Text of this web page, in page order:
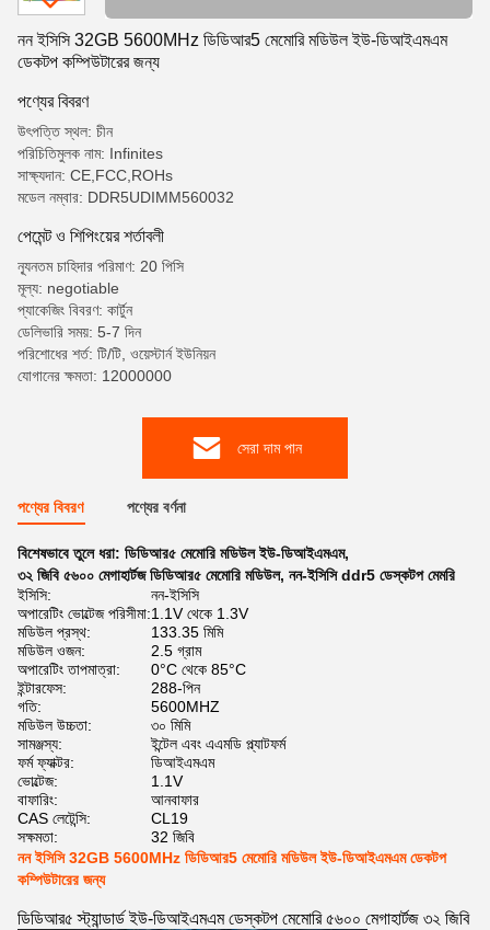
নন ইসিসি 32GB 5600MHz ডিডিআর5 মেমোরি মডিউল ইউ-ডিআইএমএম
ডেকটপ কম্পিউটারের জন্য
পণ্যের বিবরণ
উৎপত্তি স্থল: চীন
পরিচিতিমুলক নাম: Infinites
সাক্ষ্যদান: CE,FCC,ROHs
মডেল নম্বার: DDR5UDIMM560032
পেমেন্ট ও শিপিংয়ের শর্তাবলী
ন্যূনতম চাহিদার পরিমাণ: 20 পিসি
মূল্য: negotiable
প্যাকেজিং বিবরণ: কার্টুন
ডেলিভারি সময়: 5-7 দিন
পরিশোধের শর্ত: টি/টি, ওয়েস্টার্ন ইউনিয়ন
যোগানের ক্ষমতা: 12000000
সেরা দাম পান
পণ্যের বিবরণ পণ্যের বর্ণনা
বিশেষভাবে তুলে ধরা: ডিডিআর৫ মেমোরি মডিউল ইউ-ডিআইএমএম,
৩২ জিবি ৫৬০০ মেগাহার্টজ ডিডিআর৫ মেমোরি মডিউল, নন-ইসিসি ddr5 ডেস্কটপ মেমরি
ইসিসি:
নন-ইসিসি
অপারেটিং ভোল্টেজ পরিসীমা:1.1V থেকে 1.3V
মডিউল প্রস্থ:
133.35 মিমি
মডিউল ওজন:
2.5 গ্রাম
অপারেটিং তাপমাত্রা:
0°C থেকে 85°C
ইন্টারফেস:
288-পিন
গতি:
5600MHZ
মডিউল উচ্চতা:
৩০ মিমি
সামঞ্জস্য:
ইন্টেল এবং এএমডি প্ল্যাটফর্ম
ফর্ম ফ্যাক্টর:
ডিআইএমএম
ভোল্টেজ:
1.1V
বাফারিং:
আনবাফার
CAS লেটেন্সি:
CL19
সক্ষমতা:
32 জিবি
নন ইসিসি 32GB 5600MHz ডিডিআর5 মেমোরি মডিউল ইউ-ডিআইএমএম ডেকটপ
কম্পিউটারের জন্য
ডিডিআর৫ স্ট্যান্ডার্ড ইউ-ডিআইএমএম ডেস্কটপ মেমোরি ৫৬০০ মেগাহার্টজ ৩২ জিবি